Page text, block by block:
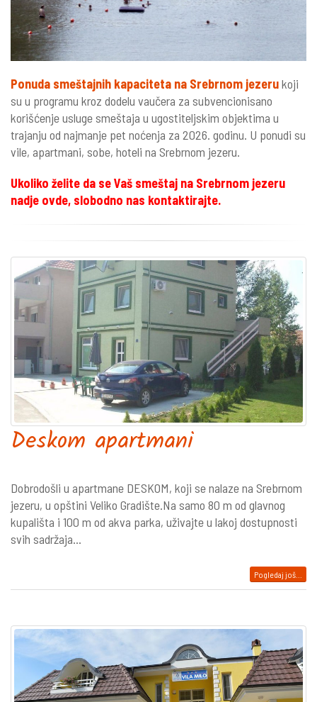
Ponuda smeštajnih kapaciteta na Srebrnom jezerukoji
su u programu kroz dodelu vaučera za subvencionisano
korišćenje usluge smeštaja u ugostiteljskim objektima u
trajanju od najmanje pet noćenja za 2026. godinu. U ponudi su
vile, apartmani, sobe, hoteli na Srebrnom jezeru.
Ukoliko želite da se Vaš smeštaj na Srebrnom jezeru
nadje ovde, slobodno nas kontaktirajte.
Deskom apartmani
Dobrodošli u apartmane DESKOM, koji se nalaze na Srebrnom
jezeru, u opštini Veliko Gradište.Na samo 80 m od glavnog
kupališta i 100 m od akva parka, uživajte u lakoj dostupnosti
svih sadržaja...
Pogledaj još...